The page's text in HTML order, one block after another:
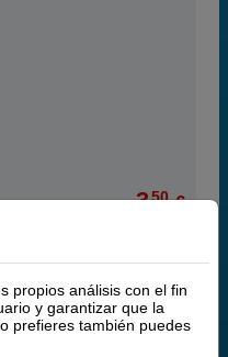
3,50 €
comprar >
propios análisis con el fin
y garantizar que la
prefieres también puedes